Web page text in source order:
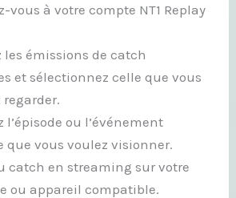
vous à votre compte NT1 Replay
les émissions de catch
et sélectionnez celle que vous
l’épisode ou l’événement
que vous voulez visionner.
catch en streaming sur votre
ou appareil compatible.